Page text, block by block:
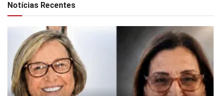
Notícias Recentes